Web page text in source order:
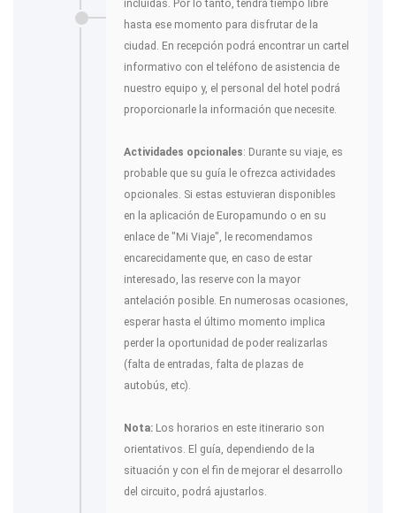
incluidas. Por lo tanto, tendrá tiempo libre
hasta ese momento para disfrutar de la
ciudad. En recepción podrá encontrar un cartel
informativo con el teléfono de asistencia de
nuestro equipo y, el personal del hotel podrá
proporcionarle la información que necesite.
Actividades opcionales: Durante su viaje, es
probable que su guía le ofrezca actividades
opcionales. Si estas estuvieran disponibles
en la aplicación de Europamundo o en su
enlace de "Mi Viaje", le recomendamos
encarecidamente que, en caso de estar
interesado, las reserve con la mayor
antelación posible. En numerosas ocasiones,
esperar hasta el último momento implica
perder la oportunidad de poder realizarlas
(falta de entradas, falta de plazas de
autobús, etc).
Nota: Los horarios en este itinerario son
orientativos. El guía, dependiendo de la
situación y con el fin de mejorar el desarrollo
del circuito, podrá ajustarlos.